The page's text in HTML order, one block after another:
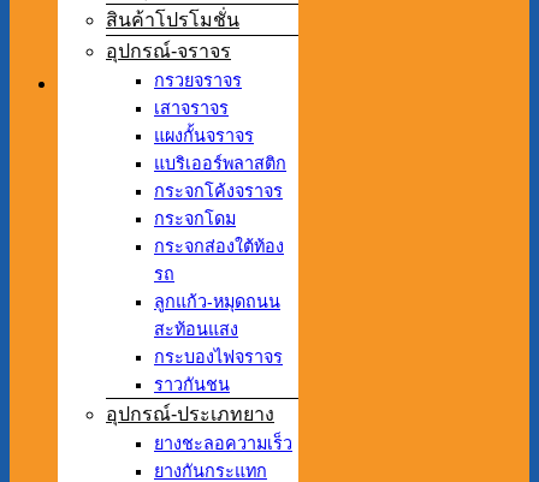
สินค้าโปรโมชั่น
อุปกรณ์-จราจร
กรวยจราจร
เสาจราจร
แผงกั้นจราจร
แบริเออร์พลาสติก
กระจกโค้งจราจร
กระจกโดม
กระจกส่องใต้ท้อง
รถ
ลูกแก้ว-หมุดถนน
สะท้อนแสง
กระบองไฟจราจร
ราวกันชน
อุปกรณ์-ประเภทยาง
ยางชะลอความเร็ว
ยางกันกระแทก